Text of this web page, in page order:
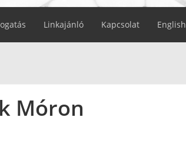
Linkajánló Kapcsolat English
Móron